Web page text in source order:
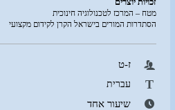
מטח – המרכז לטכנולוגיה חינוכית
הסתדרות המורים בישראל הקרן לקידום מקצועי
ז-ט
T עברית
שיעור אחד